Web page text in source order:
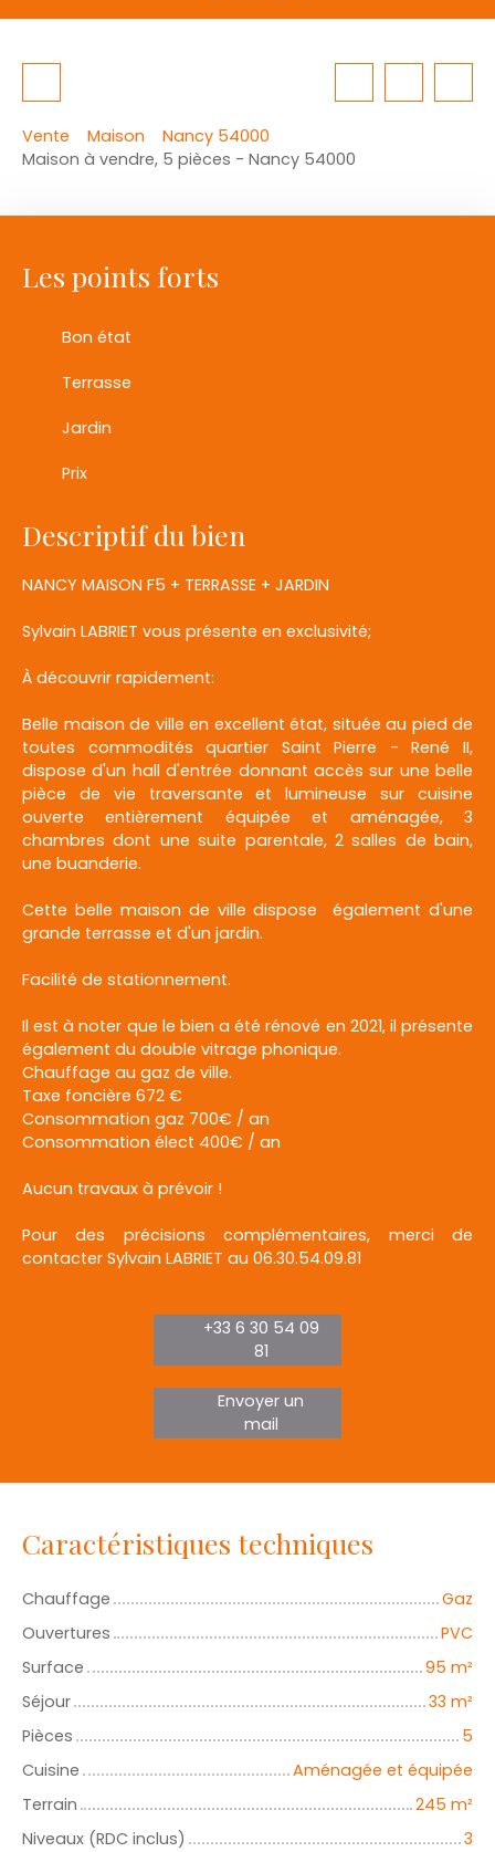
Vente Maison
Nancy 54000
Maison à vendre, 5 pièces - Nancy 54000
Les points forts
Bon état
Terrasse
Jardin
Prix
Descriptif du bien
NANCY MAISON F5 + TERRASSE + JARDIN
Sylvain LABRIET vous présente en exclusivité;
À découvrir rapidement:
Belle maison de ville en excellent état, située au pied de
toutes commodités quartier Saint Pierre - René II,
dispose d'un hall d'entrée donnant accès sur une belle
pièce de vie traversante et lumineuse sur cuisine
ouverte entièrement équipée et aménagée, 3
chambres dont une suite parentale, 2 salles de bain,
une buanderie.
Cette belle maison de ville dispose également d'une
grande terrasse et d'un jardin.
Facilité de stationnement.
Il est à noter que le bien a été rénové en 2021, il présente
également du double vitrage phonique.
Chauffage au gaz de ville.
Taxe foncière 672 €
Consommation gaz 700€ / an
Consommation élect 400€ / an
Aucun travaux à prévoir !
Pour des précisions complémentaires, merci de
contacter Sylvain LABRIET au 06.30.54.09.81
+33 6 30 54 09
81
Envoyer un
mail
Caractéristiques techniques
Chauffage
Gaz
Ouvertures
PVC
Surface
95 m²
Séjour
33 m²
Pièces
5
Cuisine
Aménagée et équipée
Terrain
245 m²
Niveaux (RDC inclus)
3